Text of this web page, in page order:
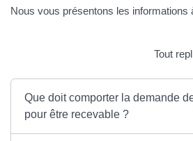
Nous vous présentons les informations
Tout
Que doit comporter la demande
pour être recevable ?